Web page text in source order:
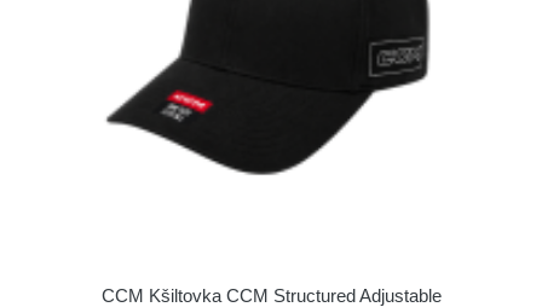
CCM Kšiltovka CCM Structured Adjustable